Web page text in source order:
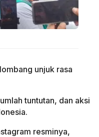
unjuk rasa
tuntutan, dan aksi
resminya,